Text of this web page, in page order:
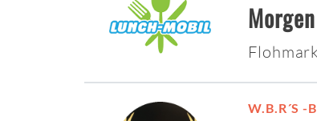
W.B.R´S -